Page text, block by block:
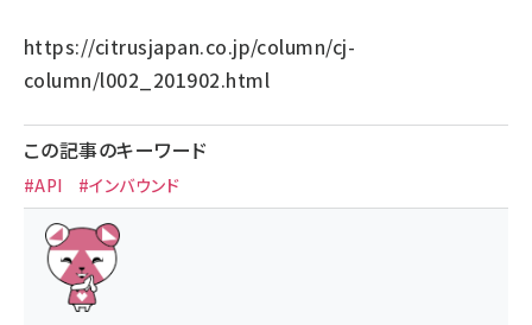
https://citrusjapan.co.jp/column/cj-
column/l002_201902.html
この記事のキーワード
#API #インバウンド